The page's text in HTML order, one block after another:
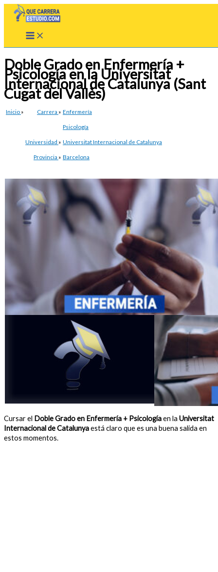
Doble Grado en Enfermería +
Psicología en la Universitat
Internacional de Catalunya (Sant
Cugat del Vallès)
Inicio » Carrera » Enfermería
Psicología
Universidad » Universitat Internacional de Catalunya
Provincia » Barcelona
Cursar el Doble Grado en Enfermería + Psicologíaen la Universitat
Internacional de Catalunyaestá claro que es una buena salida en
estos momentos.